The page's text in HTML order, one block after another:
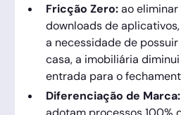
Fricção Zero:ao eliminar
downloads de
a necessidade de
casa, a imobiliária
entrada para o
Diferenciação de Marca: